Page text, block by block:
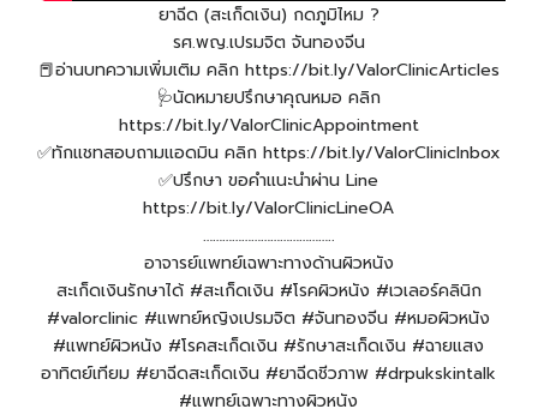
ยาฉีด (สะเก็ดเงิน) กดภูมิไหม ?
รศ.พญ.เปรมจิต จันทองจีน
📕อ่านบทความเพิ่มเติม คลิก https://bit.ly/ValorClinicArticles
🩺นัดหมายปรึกษาคุณหมอ คลิก
https://bit.ly/ValorClinicAppointment
✅ทักแชทสอบถามแอดมิน คลิก https://bit.ly/ValorClinicInbox
✅ปรึกษา ขอคำแนะนำผ่าน Line
https://bit.ly/ValorClinicLineOA
…………………………………..
อาจารย์แพทย์เฉพาะทางด้านผิวหนัง
สะเก็ดเงินรักษาได้ #สะเก็ดเงิน #โรคผิวหนัง #เวเลอร์คลินิก
#valorclinic #แพทย์หญิงเปรมจิต #จันทองจีน #หมอผิวหนัง
#แพทย์ผิวหนัง #โรคสะเก็ดเงิน #รักษาสะเก็ดเงิน #ฉายแสง
อาทิตย์เทียม #ยาฉีดสะเก็ดเงิน #ยาฉีดชีวภาพ #drpukskintalk
#แพทย์เฉพาะทางผิวหนัง